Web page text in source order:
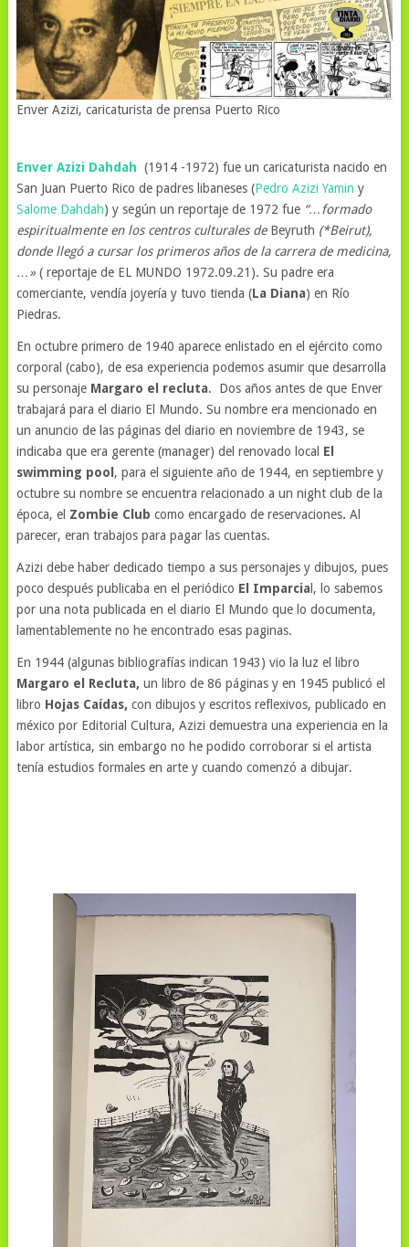
Enver Azizi, caricaturista de prensa Puerto Rico
Enver Azizi Dahdah (1914 -1972) fue un caricaturista nacido en
San Juan Puerto Rico de padres libaneses (Pedro Azizi Yamin y
Salome Dahdah) y según un reportaje de 1972 fue “…formado
espiritualmente en los centros culturales de Beyruth (*Beirut),
donde llegó a cursar los primeros años de la carrera de medicina,
…»( reportaje de EL MUNDO 1972.09.21). Su padre era
comerciante, vendía joyería y tuvo tienda (La Diana) en Río
Piedras.
En octubre primero de 1940 aparece enlistado en el ejército como
corporal (cabo), de esa experiencia podemos asumir que desarrolla
su personaje Margaro el recluta. Dos años antes de que Enver
trabajará para el diario El Mundo. Su nombre era mencionado en
un anuncio de las páginas del diario en noviembre de 1943, se
indicaba que era gerente (manager) del renovado local El
swimming pool , para el siguiente año de 1944, en septiembre y
octubre su nombre se encuentra relacionado a un night club de la
época, el Zombie Club como encargado de reservaciones. Al
parecer, eran trabajos para pagar las cuentas.
Azizi debe haber dedicado tiempo a sus personajes y dibujos, pues
poco después publicaba en el periódico El Imparcia l, lo sabemos
por una nota publicada en el diario El Mundo que lo documenta,
lamentablemente no he encontrado esas paginas.
En 1944 (algunas bibliografías indican 1943) vio la luz el libro
Margaro el Recluta, un libro de 86 páginas y en 1945 publicó el
libro Hojas Caídas, con dibujos y escritos reflexivos, publicado en
méxico por Editorial Cultura, Azizi demuestra una experiencia en la
labor artística, sin embargo no he podido corroborar si el artista
tenía estudios formales en arte y cuando comenzó a dibujar.